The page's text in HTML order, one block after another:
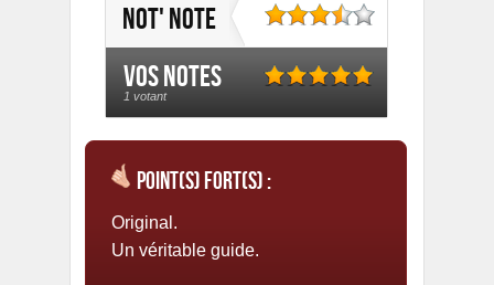
Not' note
Vos notes
1 votant
Point(s) fort(s) :
Original.
Un véritable guide.